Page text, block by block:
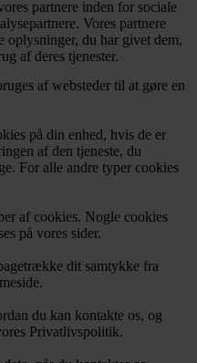
partnere inden for sociale
Vores partnere
oplysninger, du har givet dem,
af deres tjenester.
af websteder til at gøre en
på din enhed, hvis de er
af den tjeneste, du
For alle andre typer cookies
af cookies. Nogle cookies
på vores sider.
dit samtykke fra
du kan kontakte os, og
Privatlivspolitik.